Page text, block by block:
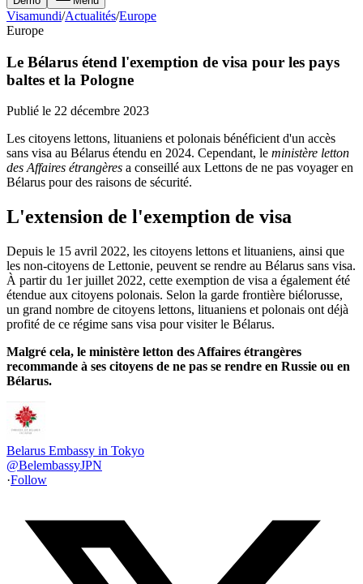
Visamundi/Actualités/Europe
Europe
Le Bélarus étend l'exemption de visa pour les pays
baltes et la Pologne
Publié le 22 décembre 2023
Les citoyens lettons, lituaniens et polonais bénéficient d'un accès
sans visa au Bélarus étendu en 2024. Cependant, le ministère letton
des Affaires étrangères a conseillé aux Lettons de ne pas voyager en
Bélarus pour des raisons de sécurité.
L'extension de l'exemption de visa
Depuis le 15 avril 2022, les citoyens lettons et lituaniens, ainsi que
les non-citoyens de Lettonie, peuvent se rendre au Bélarus sans visa.
À partir du 1er juillet 2022, cette exemption de visa a également été
étendue aux citoyens polonais. Selon la garde frontière biélorusse,
un grand nombre de citoyens lettons, lituaniens et polonais ont déjà
profité de ce régime sans visa pour visiter le Bélarus.
Malgré cela, le ministère letton des Affaires étrangères
recommande à ses citoyens de ne pas se rendre en Russie ou en
Bélarus.
Belarus Embassy in Tokyo
@BelembassyJPN
·Follow